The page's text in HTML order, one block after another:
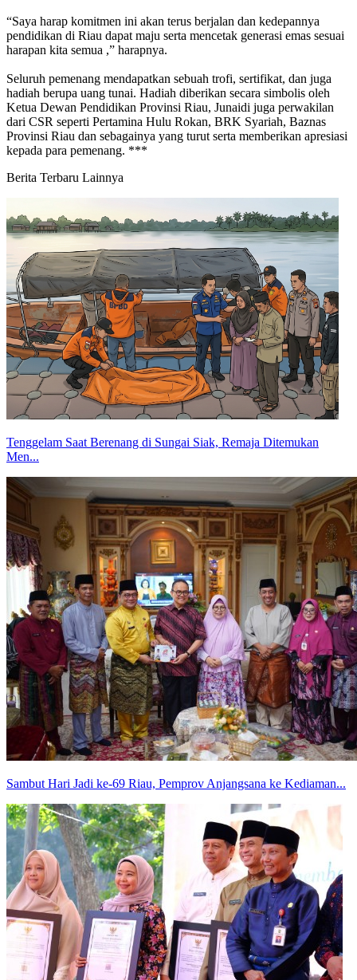
“Saya harap komitmen ini akan terus berjalan dan kedepannya
pendidikan di Riau dapat maju serta mencetak generasi emas sesuai
harapan kita semua ,” harapnya.
Seluruh pemenang mendapatkan sebuah trofi, sertifikat, dan juga
hadiah berupa uang tunai. Hadiah diberikan secara simbolis oleh
Ketua Dewan Pendidikan Provinsi Riau, Junaidi juga perwakilan
dari CSR seperti Pertamina Hulu Rokan, BRK Syariah, Baznas
Provinsi Riau dan sebagainya yang turut serta memberikan apresiasi
kepada para pemenang. ***
Berita Terbaru Lainnya
Tenggelam Saat Berenang di Sungai Siak, Remaja Ditemukan
Men...
Sambut Hari Jadi ke-69 Riau, Pemprov Anjangsana ke Kediaman...